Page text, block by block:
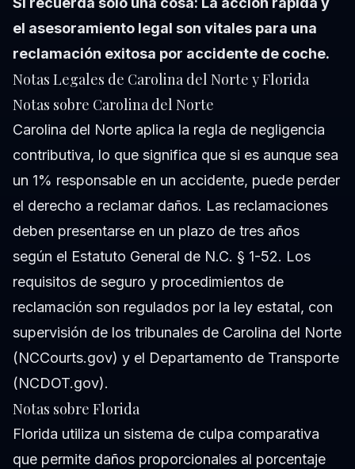
el asesoramiento legal son vitales para una
reclamación exitosa por accidente de coche.
Notas Legales de Carolina del Norte y Florida
Notas sobre Carolina del Norte
Carolina del Norte aplica la regla de negligencia
contributiva, lo que significa que si es aunque sea
un 1% responsable en un accidente, puede perder
el derecho a reclamar daños. Las reclamaciones
deben presentarse en un plazo de tres años
según el Estatuto General de N.C. § 1-52. Los
requisitos de seguro y procedimientos de
reclamación son regulados por la ley estatal, con
supervisión de los tribunales de Carolina del Norte
(NCCourts.gov) y el Departamento de Transporte
(NCDOT.gov).
Notas sobre Florida
Florida utiliza un sistema de culpa comparativa
que permite daños proporcionales al porcentaje